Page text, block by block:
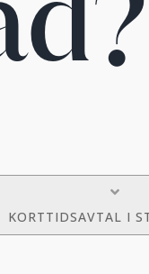
KORTTIDSAVTAL I